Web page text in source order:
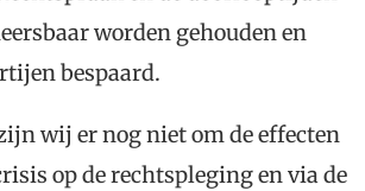
worden gehouden en
bespaard.
wij er nog niet om de effecten
op de rechtspleging en via de